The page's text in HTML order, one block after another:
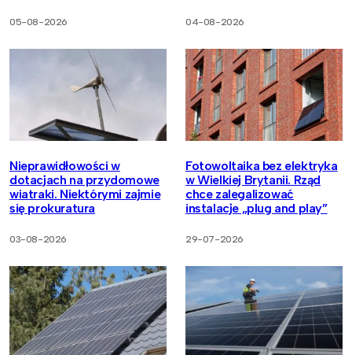
05-08-2026 04-08-2026
Nieprawidłowości w
dotacjach na przydomowe
wiatraki. Niektórymi zajmie
się prokuratura
03-08-2026
Fotowoltaika bez elektryka
w Wielkiej Brytanii. Rząd
chce zalegalizować
instalacje „plug and play”
29-07-2026